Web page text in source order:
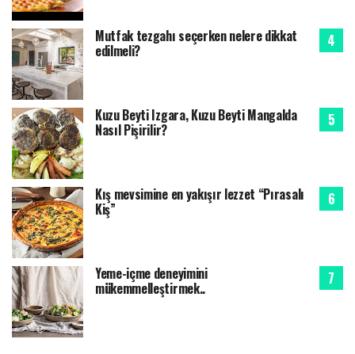
Mutfak tezgahı seçerken nelere dikkat
edilmeli?
Kuzu Beyti Izgara, Kuzu Beyti Mangalda
Nasıl Pişirilir?
Kış mevsimine en yakışır lezzet “Pırasalı
Kiş”
Yeme-içme deneyimini
mükemmelleştirmek..